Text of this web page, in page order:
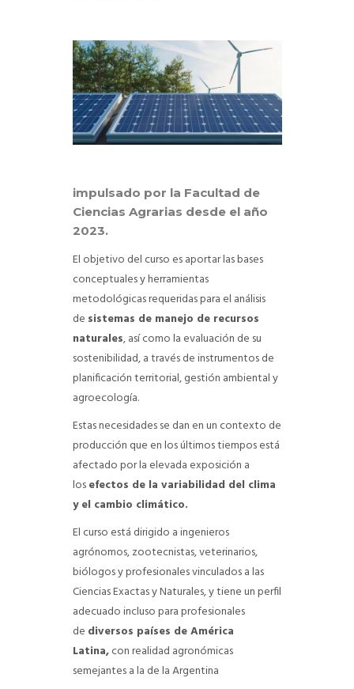
impulsado por la Facultad de
Ciencias Agrarias desde el año
2023.
El objetivo del curso es aportar las bases
conceptuales y herramientas
metodológicas requeridas para el análisis
de sistemas de manejo de recursos
naturales, así como la evaluación de su
sostenibilidad, a través de instrumentos de
planificación territorial, gestión ambiental y
agroecología.
Estas necesidades se dan en un contexto de
producción que en los últimos tiempos está
afectado por la elevada exposición a
losefectos de la variabilidad del clima
y el cambio climático.
El curso está dirigido a ingenieros
agrónomos, zootecnistas, veterinarios,
biólogos y profesionales vinculados a las
Ciencias Exactas y Naturales, y tiene un perfil
adecuado incluso para profesionales
de diversos países de América
Latina,con realidad agronómicas
semejantes a la de la Argentina